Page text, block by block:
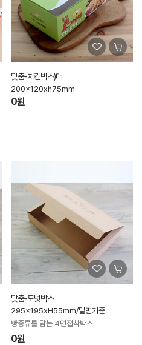
맞춤-치킨박스)대
200x120xh75mm
0원
맞춤-도넛박스
295x195xH55mm/밑면기준
빵종류를 담는 4면접착박스
0원